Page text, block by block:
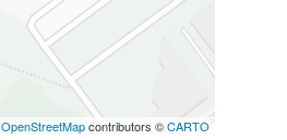
OpenStreetMapcontributors ©CARTO